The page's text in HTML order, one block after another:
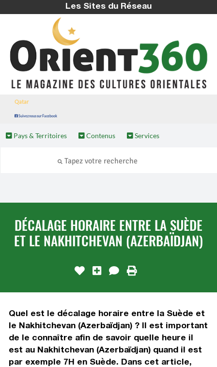
Les Sites du Réseau
Qatar
Suivez nous sur Facebook
Pays & Territoires Contenus Services
DÉCALAGE HORAIRE ENTRE LA SUÈDE
ET LE NAKHITCHEVAN (AZERBAÏDJAN)
Quel est le décalage horaire entre la Suède et
le Nakhitchevan (Azerbaïdjan) ? Il est important
de le connaître afin de savoir quelle heure il
est au Nakhitchevan (Azerbaïdjan) quand il est
par exemple 7H en Suède. Dans cet article,